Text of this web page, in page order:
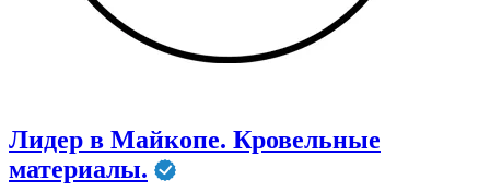
Лидер в Майкопе. Кровельные
материалы.